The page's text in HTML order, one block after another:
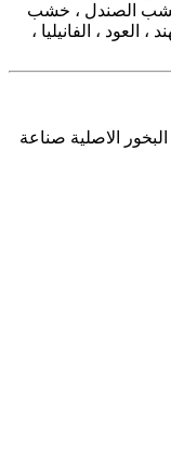
الصندل ، خشب
العود ، الفانيليا ،
الاصلية صناعة